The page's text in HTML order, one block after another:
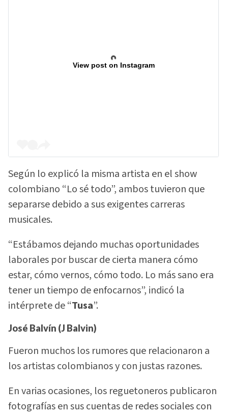
View post on Instagram
Según lo explicó la misma artista en el show
colombiano “Lo sé todo”, ambos tuvieron que
separarse debido a sus exigentes carreras
musicales.
“Estábamos dejando muchas oportunidades
laborales por buscar de cierta manera cómo
estar, cómo vernos, cómo todo. Lo más sano era
tener un tiempo de enfocarnos”, indicó la
intérprete de “Tusa”.
José Balvín (J Balvin)
Fueron muchos los rumores que relacionaron a
los artistas colombianos y con justas razones.
En varias ocasiones, los reguetoneros publicaron
fotografías en sus cuentas de redes sociales con